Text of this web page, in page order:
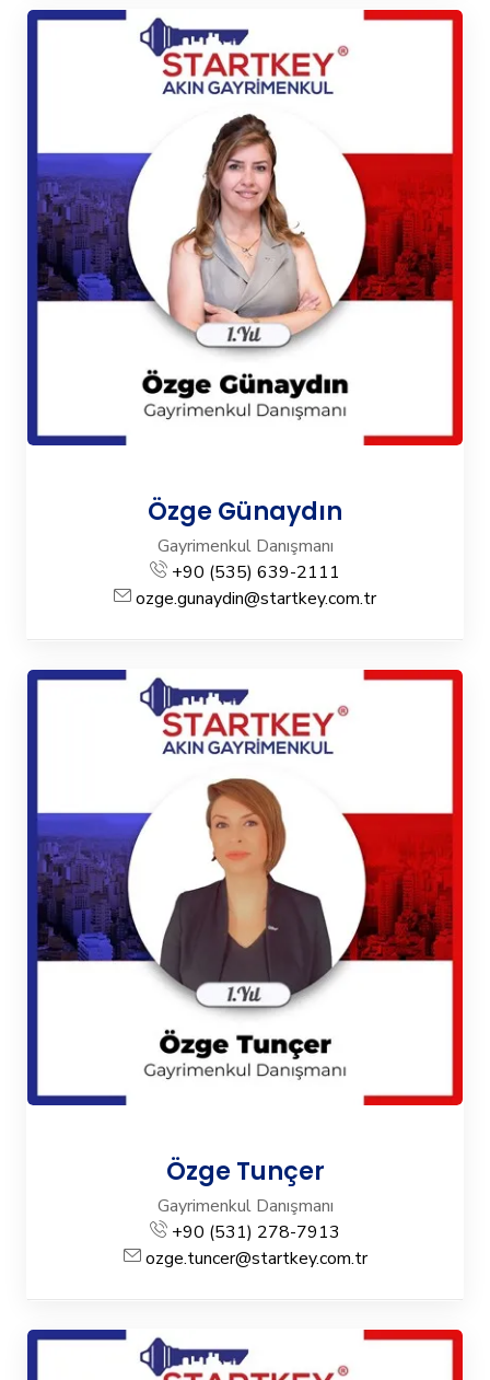
Özge Günaydın
Gayrimenkul Danışmanı
+90 (535) 639-2111
ozge.gunaydin@startkey.com.tr
Özge Tunçer
Gayrimenkul Danışmanı
+90 (531) 278-7913
ozge.tuncer@startkey.com.tr